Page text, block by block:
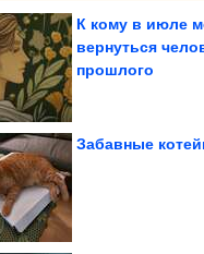
Переделка
К кому в июле
вернуться
прошлого
Забавные